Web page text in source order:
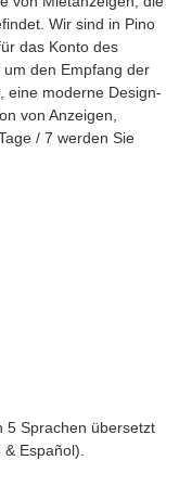
Wir sind in Pino
das Konto des
den Empfang der
eine moderne Design-
von Anzeigen,
/ 7 werden Sie
5 Sprachen übersetzt
Español).